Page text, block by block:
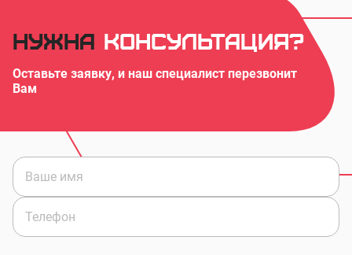
Нужна консультация?
Оставьте заявку, и наш специалист перезвонит
Вам